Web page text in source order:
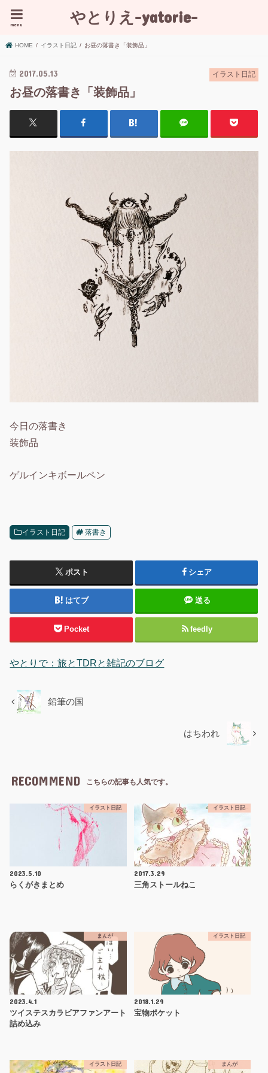
やとりえ-yatorie-
menu
HOME イラスト日記 お昼の落書き「装飾品」
イラスト日記
2017.05.13
お昼の落書き「装飾品」
今日の落書き
装飾品
ゲルインキボールペン
イラスト日記 落書き
ポスト シェア
はてブ 送る
Pocket feedly
やとりで：旅とTDRと雑記のブログ
鉛筆の国
はちわれ
RECOMMEND こちらの記事も人気です。
イラスト日記
2023.5.10
らくがきまとめ
イラスト日記
2017.3.29
三角ストールねこ
まんが
2023.4.1
ツイステスカラビアファンアート
詰め込み
イラスト日記
2018.1.29
宝物ポケット
イラスト日記 まんが